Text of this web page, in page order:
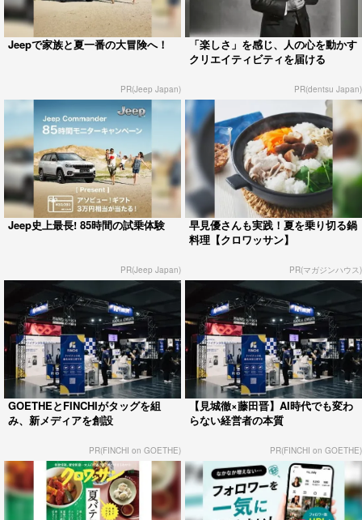
Jeepで家族と夏一番の大冒険へ！
PR(Jeep Japan)
「楽しさ」を感じ、人の心を動かす
クリエイティビティを届ける
PR(dentsu Japan)
Jeep史上最長! 85時間の試乗体験
PR(Jeep Japan)
早見優さんも実践！夏を乗り切る鍋
料理【クロワッサン】
PR(マガジンハウス)
GOETHEとFINCHIがタッグを組
み、新メディアを創設
PR(FINCHI on GOETHE)
【見城徹×藤田晋】AI時代でも変わ
らない経営者の本質
PR(FINCHI on GOETHE)